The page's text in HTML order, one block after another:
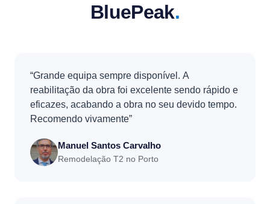
BluePeak.
“Grande equipa sempre disponível. A
reabilitação da obra foi excelente sendo rápido e
eficazes, acabando a obra no seu devido tempo.
Recomendo vivamente”
Manuel Santos Carvalho
Remodelação T2 no Porto